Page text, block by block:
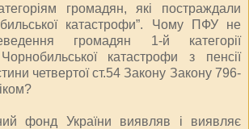
громадян, які постраждали
катастрофи”. Чому ПФУ не
громадян 1-й категорії
катастрофи з пенсії
четвертої ст.54 Закону Закону 796-
фонд України виявляв і виявляє